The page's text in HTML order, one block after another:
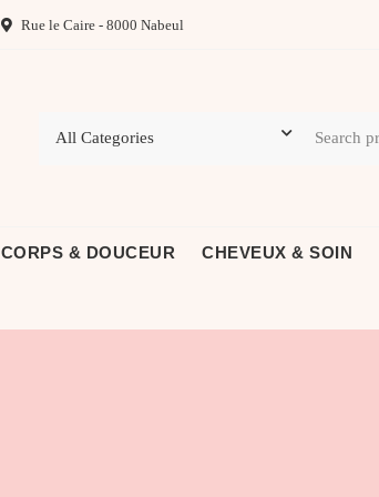
Rue le Caire - 8000 Nabeul
CORPS & DOUCEUR CHEVEUX & SOIN